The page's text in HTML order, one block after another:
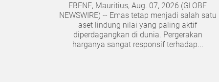
EBENE, Mauritius, Aug. 07, 2026 (GLOBE
NEWSWIRE) -- Emas tetap menjadi salah satu
aset lindung nilai yang paling aktif
diperdagangkan di dunia. Pergerakan
harganya sangat responsif terhadap...